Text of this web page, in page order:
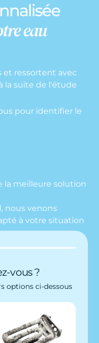
eau
et ressortent avec
la suite de l'étude
pour identifier le
la meilleure solution
nous venons
à votre situation
vous ?
options ci-dessous